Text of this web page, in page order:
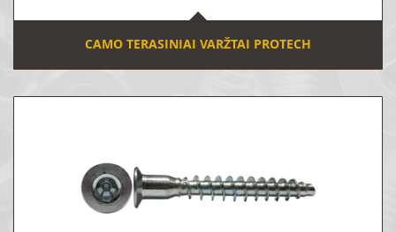
CAMO TERASINIAI VARŽTAI PROTECH